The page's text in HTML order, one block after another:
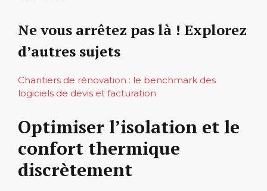
Ne vous arrêtez pas là ! Explorez
d’autres sujets
Chantiers de rénovation : le benchmark des
logiciels de devis et facturation
Optimiser l’isolation et le
confort thermique
discrètement